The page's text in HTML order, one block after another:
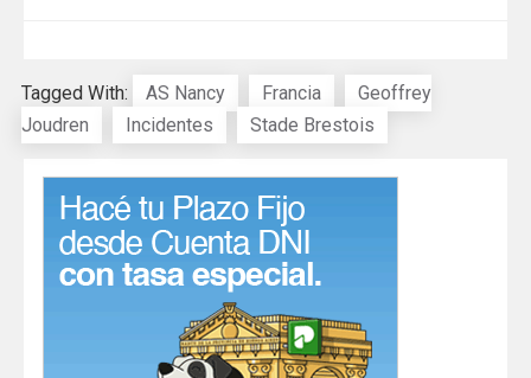
Tagged With: AS Nancy Francia
Geoffrey
Joudren
Incidentes Stade Brestois